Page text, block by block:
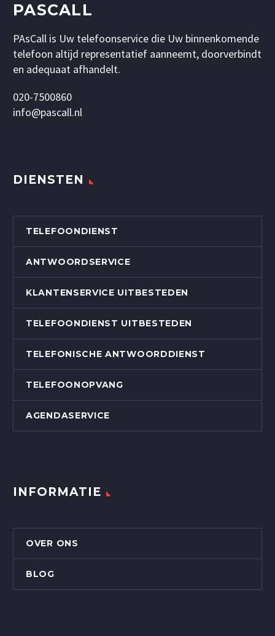
PASCALL
PAsCall is Uw telefoonservice die Uw binnenkomende
telefoon altijd representatief aanneemt, doorverbindt
en adequaat afhandelt.
020-7500860
info@pascall.nl
DIENSTEN
TELEFOONDIENST
ANTWOORDSERVICE
KLANTENSERVICE UITBESTEDEN
TELEFOONDIENST UITBESTEDEN
TELEFONISCHE ANTWOORDDIENST
TELEFOONOPVANG
AGENDASERVICE
INFORMATIE
OVER ONS
BLOG